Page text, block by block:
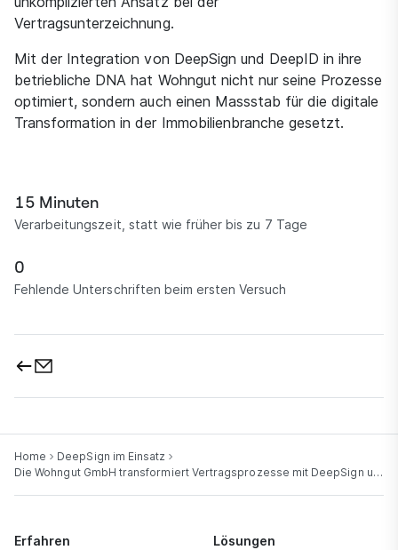
Vertragsunterzeichnung.
Mit der Integration von DeepSign und DeepID in ihre
betriebliche DNA hat Wohngut nicht nur seine Prozesse
optimiert, sondern auch einen Massstab für die digitale
Transformation in der Immobilienbranche gesetzt.
15 Minuten
Verarbeitungszeit, statt wie früher bis zu 7 Tage
0
Fehlende Unterschriften beim ersten Versuch
Home
DeepSign im Einsatz
Die Wohngut GmbH transformiert Vertragsprozesse mit DeepSign und DeepID.
Erfahren Lösungen